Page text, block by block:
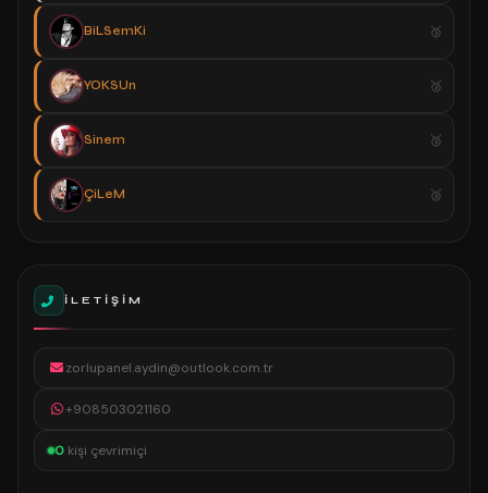
BiLSemKi
YOKSUn
Sinem
ÇiLeM
İLETIŞIM
zorlupanel.aydin@outlook.com.tr
+908503021160
0 kişi çevrimiçi